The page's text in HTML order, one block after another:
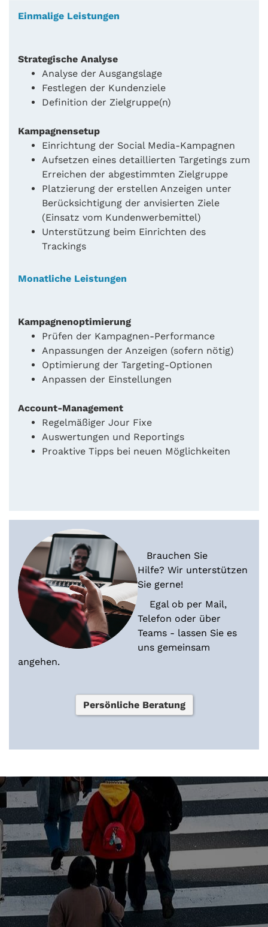
Einmalige Leistungen
Strategische Analyse
Analyse der Ausgangslage
Festlegen der Kundenziele
Definition der Zielgruppe(n)
Kampagnensetup
Einrichtung der Social Media-Kampagnen
Aufsetzen eines detaillierten Targetings zum
Erreichen der abgestimmten Zielgruppe
Platzierung der erstellen Anzeigen unter
Berücksichtigung der anvisierten Ziele
(Einsatz vom Kundenwerbemittel)
Unterstützung beim Einrichten des
Trackings
Monatliche Leistungen
Kampagnenoptimierung
Prüfen der Kampagnen-Performance
Anpassungen der Anzeigen (sofern nötig)
Optimierung der Targeting-Optionen
Anpassen der Einstellungen
Account-Management
Regelmäßiger Jour Fixe
Auswertungen und Reportings
Proaktive Tipps bei neuen Möglichkeiten
Brauchen Sie
Hilfe? Wir unterstützen
Sie gerne!
Egal ob per Mail,
Telefon oder über
Teams - lassen Sie es
uns gemeinsam
angehen.
Persönliche Beratung